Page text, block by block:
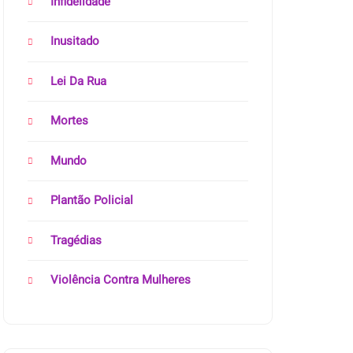
Inusitado
Lei Da Rua
Mortes
Mundo
Plantão Policial
Tragédias
Violência Contra Mulheres